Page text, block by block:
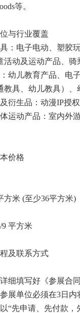
等。
与行业覆盖
：电子电动、塑胶
活动及运动产品、
幼儿教育产品、电
教具、幼儿教具）
衍生品：动漫IP授
运动产品：室内外
价格
方米 (至少36平方米)
9 平方米
程及联系方式
细填写好《参展合
展单位必须在3日内
“先申请、先付款，